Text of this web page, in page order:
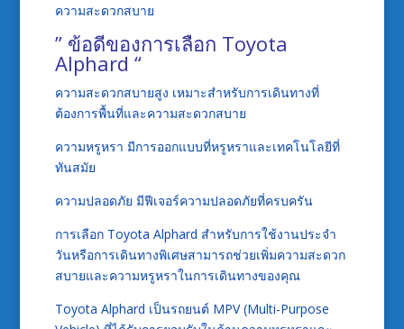
ความสะดวกสบาย
” ข้อดีของการเลือก Toyota
Alphard “
ความสะดวกสบายสูง เหมาะสำหรับการเดินทางที่
ต้องการพื้นที่และความสะดวกสบาย
ความหรูหรา มีการออกแบบที่หรูหราและเทคโนโลยีที่
ทันสมัย
ความปลอดภัย มีฟีเจอร์ความปลอดภัยที่ครบครัน
การเลือก Toyota Alphard สำหรับการใช้งานประจำ
วันหรือการเดินทางพิเศษสามารถช่วยเพิ่มความสะดวก
สบายและความหรูหราในการเดินทางของคุณ
Toyota Alphard เป็นรถยนต์ MPV (Multi-Purpose